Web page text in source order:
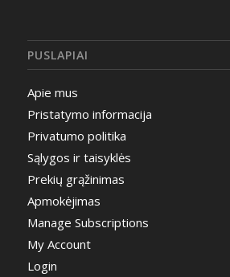
PUSLAPIAI
Apie mus
Pristatymo informacija
Privatumo politika
Sąlygos ir taisyklės
Prekių grąžinimas
Apmokėjimas
Manage Subscriptions
My Account
Login